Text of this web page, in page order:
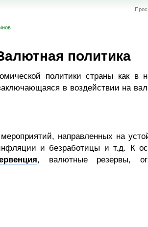
политика
политики страны как в
в воздействии на
направленных на
и безработицы и т.д. К
, валютные резервы,